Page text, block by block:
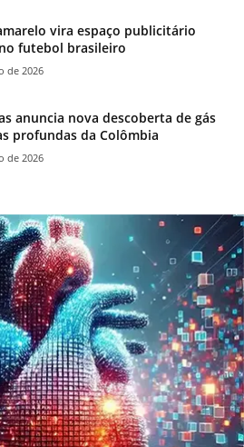
vira espaço publicitário
futebol brasileiro
de 2026
anuncia nova descoberta de gás
profundas da Colômbia
de 2026